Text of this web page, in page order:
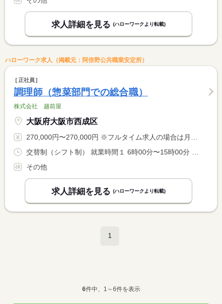
求人詳細を見る (ハローワークより転載)
ハローワーク求人（掲載元：阿倍野公共職業安定所）
正社員
調理師（惣菜部門での総合職）
株式会社 越前屋
大阪府大阪市西成区
270,000円〜270,000円 ※フルタイム求人の場合は月額（換算額）、パート求人の場合は時間額を表示しています。
交替制（シフト制） 就業時間１ 6時00分〜15時00分 又は 6時00分〜19時00分の時間の間の8時間
その他
求人詳細を見る (ハローワークより転載)
1
6件中、1～6件を表示